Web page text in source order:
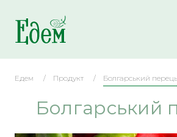
Едем Продукт Болгарський перець
Болгарський